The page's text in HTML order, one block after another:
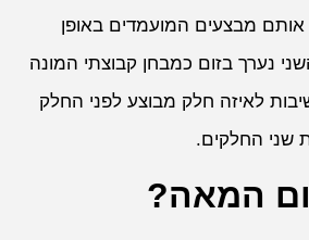
מבצעים המועמדים באופן
נערך בזום כמבחן קבוצתי המונה
לאיזה חלק מבוצע לפני החלק
שני החלקים.
המאה?